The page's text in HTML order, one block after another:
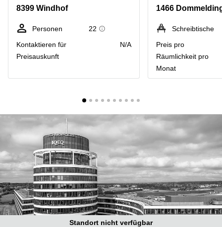
Esch-sur-
Сoworking
Bureaux
Bureaux
Sandweiler
Bureaux
Luxembourg
Centres
d’affaires
Bertrange
Centres
Esch-
8399 Windhof
Personen
22
Kontaktieren für
Preisauskunft
N/A
1466
Schreibtische
Preis pro
Räumlichkeit pro
Monat
Standort nicht verfügbar